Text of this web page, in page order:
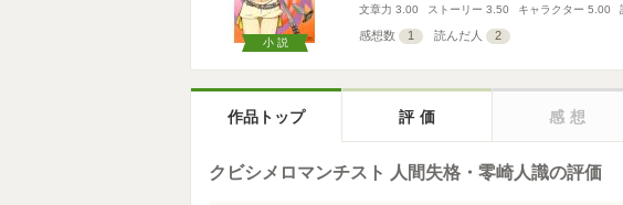
小説
文章力 3.00 ストーリー 3.50 キャラクター 5.00
感想数 1 読んだ人 2
作品トップ 評価 感想
クビシメロマンチスト 人間失格・零崎人識の評価